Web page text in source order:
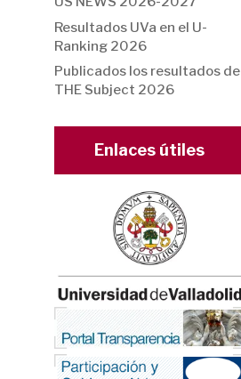
Resultados UVa en el U-
Ranking 2026
Publicados los resultados de
THE Subject 2026
Enlaces útiles